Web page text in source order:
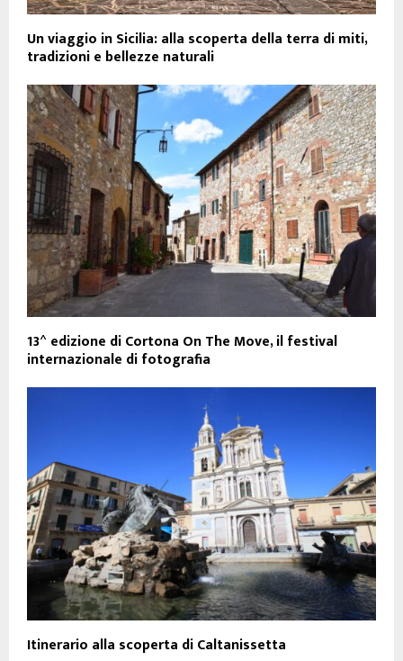
Un viaggio in Sicilia: alla scoperta della terra di miti,
tradizioni e bellezze naturali
13^ edizione di Cortona On The Move, il festival
internazionale di fotografia
Itinerario alla scoperta di Caltanissetta